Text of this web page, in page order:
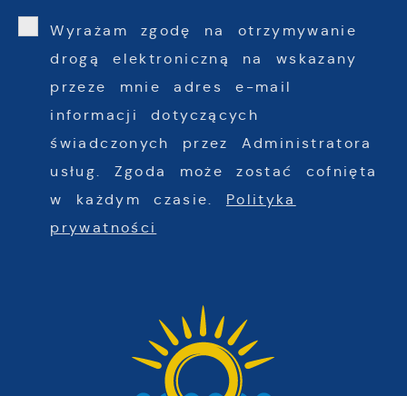
Wyrażam zgodę na otrzymywanie
drogą elektroniczną na wskazany
przeze mnie adres e-mail
informacji dotyczących
świadczonych przez Administratora
usług. Zgoda może zostać cofnięta
w każdym czasie. Polityka
prywatności